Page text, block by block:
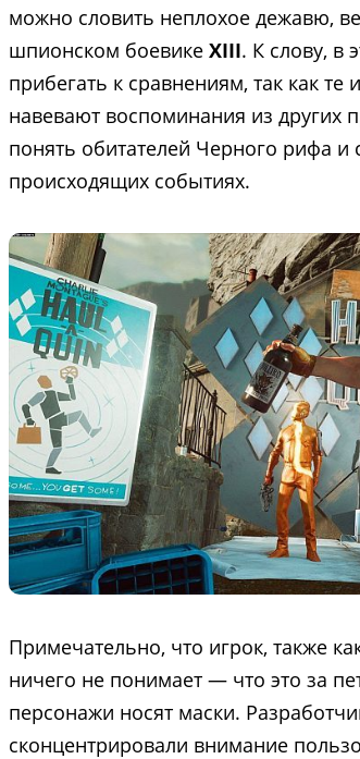
можно словить неплохое дежавю,
шпионском боевике XIII. К слову, в
прибегать к сравнениям, так как
навевают воспоминания из других
понять обитателей Черного рифа и
происходящих событиях.
Примечательно, что игрок, также
ничего не понимает — что это за
персонажи носят маски.
сконцентрировали внимание